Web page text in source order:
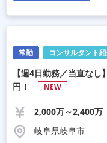
常勤 コンサルタント
【週4日勤務／当直な
円！
NEW
2,000万～2,400万
岐阜県岐阜市